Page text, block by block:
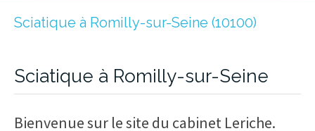
Sciatique à Romilly-sur-Seine (10100)
Sciatique à Romilly-sur-Seine
Bienvenue sur le site du cabinet Leriche.